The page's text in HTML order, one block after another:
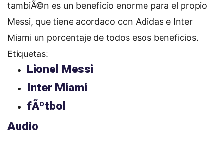
tambiÃ©n es un beneficio enorme para el propio
Messi, que tiene acordado con Adidas e Inter
Miami un porcentaje de todos esos beneficios.
Etiquetas:
Lionel Messi
Inter Miami
fÃºtbol
Audio